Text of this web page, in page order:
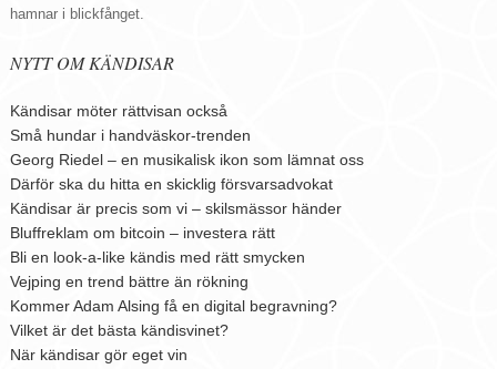
hamnar i blickfånget.
NYTT OM KÄNDISAR
Kändisar möter rättvisan också
Små hundar i handväskor-trenden
Georg Riedel – en musikalisk ikon som lämnat oss
Därför ska du hitta en skicklig försvarsadvokat
Kändisar är precis som vi – skilsmässor händer
Bluffreklam om bitcoin – investera rätt
Bli en look-a-like kändis med rätt smycken
Vejping en trend bättre än rökning
Kommer Adam Alsing få en digital begravning?
Vilket är det bästa kändisvinet?
När kändisar gör eget vin